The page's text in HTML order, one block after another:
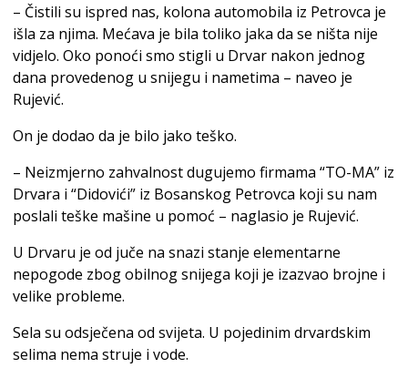
– Čistili su ispred nas, kolona automobila iz Petrovca je
išla za njima. Mećava je bila toliko jaka da se ništa nije
vidjelo. Oko ponoći smo stigli u Drvar nakon jednog
dana provedenog u snijegu i nametima – naveo je
Rujević.
On je dodao da je bilo jako teško.
– Neizmjerno zahvalnost dugujemo firmama “TO-MA” iz
Drvara i “Didovići” iz Bosanskog Petrovca koji su nam
poslali teške mašine u pomoć – naglasio je Rujević.
U Drvaru je od juče na snazi stanje elementarne
nepogode zbog obilnog snijega koji je izazvao brojne i
velike probleme.
Sela su odsječena od svijeta. U pojedinim drvardskim
selima nema struje i vode.